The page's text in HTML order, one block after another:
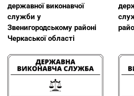
державної виконавчої
служби у
Звенигородському районі
Черкаської області